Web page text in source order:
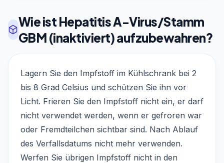
Wie ist Hepatitis A-Virus/Stamm
GBM (inaktiviert) aufzubewahren?
Lagern Sie den Impfstoff im Kühlschrank bei 2
bis 8 Grad Celsius und schützen Sie ihn vor
Licht. Frieren Sie den Impfstoff nicht ein, er darf
nicht verwendet werden, wenn er gefroren war
oder Fremdteilchen sichtbar sind. Nach Ablauf
des Verfallsdatums nicht mehr verwenden.
Werfen Sie übrigen Impfstoff nicht in den